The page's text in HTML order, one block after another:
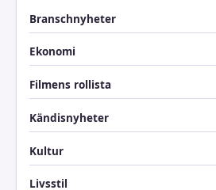
Branschnyheter
Ekonomi
Filmens rollista
Kändisnyheter
Kultur
Livsstil